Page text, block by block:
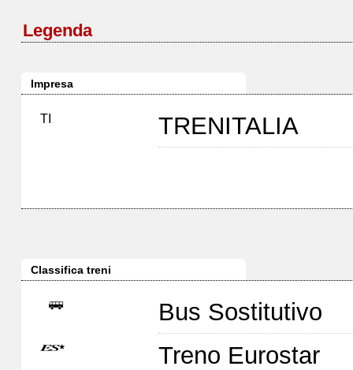
Legenda
Impresa
TI TRENITALIA
Classifica treni
Bus Sostitutivo
Treno Eurostar